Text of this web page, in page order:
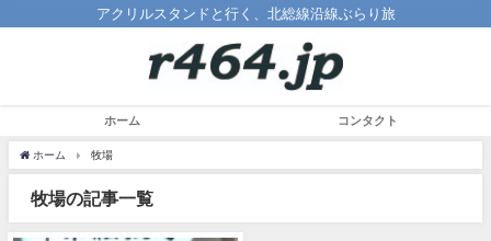
アクリルスタンドと行く、北総線沿線ぶらり旅
ホーム コンタクト
ホーム 牧場
牧場の記事一覧